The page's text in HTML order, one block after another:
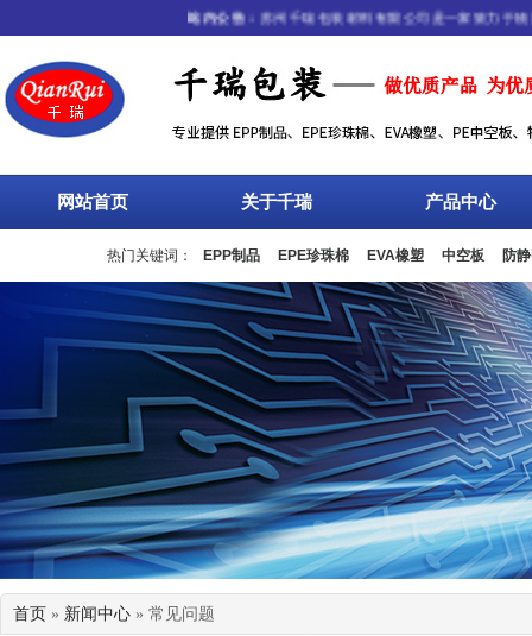
站内公告：苏州千瑞包装材料有限公司是一家致力于物流
网站首页 关于千瑞 产品中心
热门关键词： EPP制品 EPE珍珠棉 EVA橡塑 中空板 防
周转箱 塑料托盘 围板箱 复合包装
首页 » 新闻中心 » 常见问题